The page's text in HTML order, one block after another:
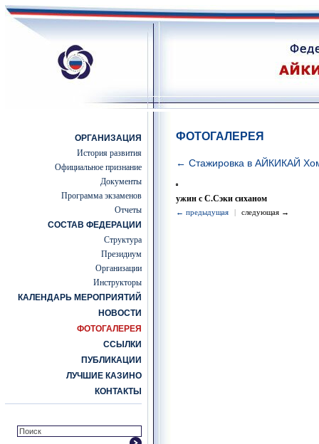
ОРГАНИЗАЦИЯ
История развития
Официальное признание
Документы
Программа экзаменов
Отчеты
СОСТАВ ФЕДЕРАЦИИ
Структура
Президиум
Организации
Инструкторы
КАЛЕНДАРЬ МЕРОПРИЯТИЙ
НОВОСТИ
ФОТОГАЛЕРЕЯ
ССЫЛКИ
ПУБЛИКАЦИИ
ЛУЧШИЕ КАЗИНО
КОНТАКТЫ
ФОТОГАЛЕРЕЯ
← Стажировка в АЙКИКАЙ
ужин с С.Сэки сиханом
← предыдущая | следующая →